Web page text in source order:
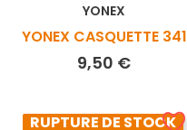
YONEX
YONEX CASQUETTE 341
9,50 €Prix
RUPTURE DE STOCK